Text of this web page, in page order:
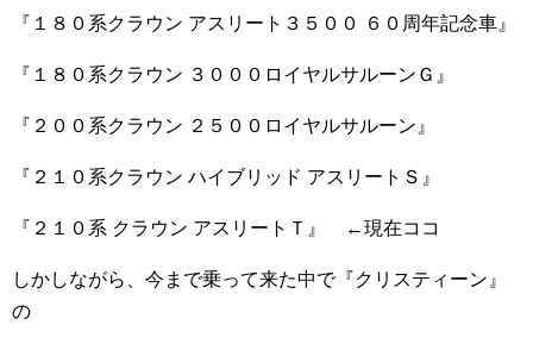
『１８０系クラウン アスリート３５００ ６０周年記念車』
『１８０系クラウン ３０００ロイヤルサルーンＧ』
『２００系クラウン ２５００ロイヤルサルーン』
『２１０系クラウン ハイブリッド アスリートＳ』
『２１０系 クラウン アスリートＴ』 ←現在ココ
しかしながら、今まで乗って来た中で『クリスティーン』
の